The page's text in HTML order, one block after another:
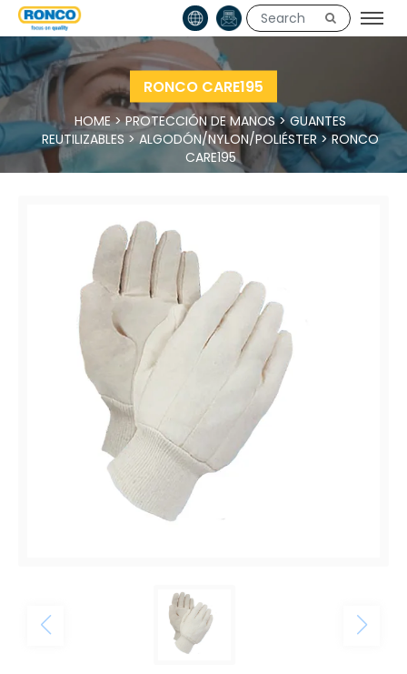
RONCO CARE195
HOME>PROTECCIÓN DE MANOS>GUANTES
REUTILIZABLES > ALGODÓN/NYLON/POLIÉSTER >RONCO
CARE195